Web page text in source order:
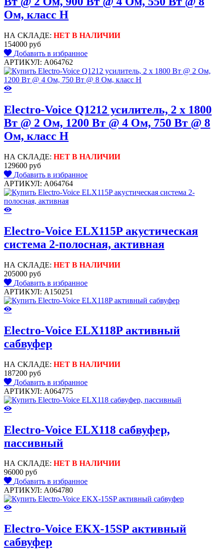
Ом, класс H
НА СКЛАДЕ: НЕТ В НАЛИЧИИ
154000 руб
Добавить в избранное
АРТИКУЛ: A064762
Electro-Voice Q1212 усилитель, 2 x 1800
Вт @ 2 Ом, 1200 Вт @ 4 Ом, 750 Вт @ 8
Ом, класс H
НА СКЛАДЕ: НЕТ В НАЛИЧИИ
129600 руб
Добавить в избранное
АРТИКУЛ: A064764
Electro-Voice ELX115P акустическая
система 2-полосная, активная
НА СКЛАДЕ: НЕТ В НАЛИЧИИ
205000 руб
Добавить в избранное
АРТИКУЛ: A150251
Electro-Voice ELX118P активный
сабвуфер
НА СКЛАДЕ: НЕТ В НАЛИЧИИ
187200 руб
Добавить в избранное
АРТИКУЛ: A064775
Electro-Voice ELX118 сабвуфер,
пассивный
НА СКЛАДЕ: НЕТ В НАЛИЧИИ
96000 руб
Добавить в избранное
АРТИКУЛ: A064780
Electro-Voice EKX-15SP активный
сабвуфер